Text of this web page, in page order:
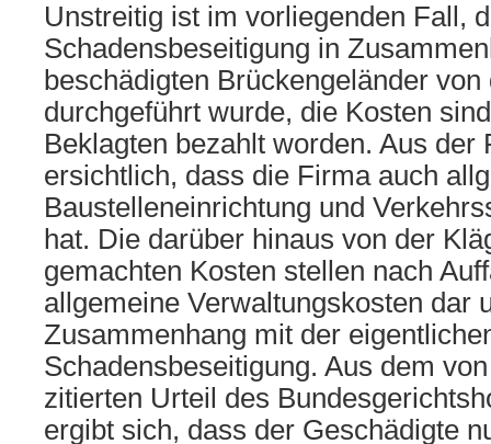
Unstreitig ist im vorliegenden Fall,
Schadensbeseitigung in
beschädigten Brückengeländer
durchgeführt wurde, die Kosten
Beklagten bezahlt worden. Aus der
ersichtlich, dass die Firma auch
Baustelleneinrichtung und
hat. Die darüber hinaus von der
gemachten Kosten stellen nach
allgemeine Verwaltungskosten dar
Zusammenhang mit der
Schadensbeseitigung. Aus dem
zitierten Urteil des
ergibt sich, dass der Geschädigte